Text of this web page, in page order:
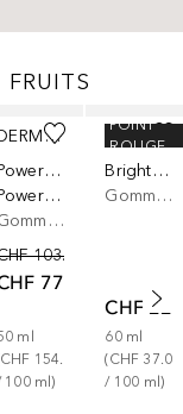
DERMALOGICA
Power Bright
Powerbright Darkt Spot Peel
Gommage visage
103.00
77.25
ml
CHF 154.50
100 ml)
MÁDARA
Brightening AHA
Gommage visage
CHF
60 ml
(CHF 37.00
/ 100 ml )
POINT
ROUGE